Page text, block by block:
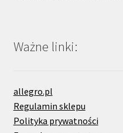
Ważne linki:
allegro.pl
Regulamin sklepu
Polityka prywatności